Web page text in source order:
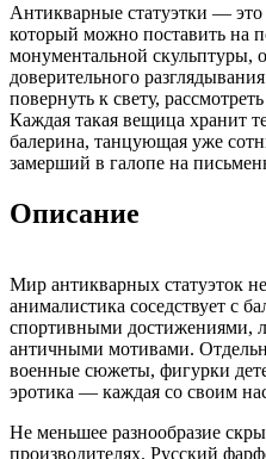
Антикварные статуэтки —
который можно поставить на
монументальной скульптуры,
доверительного
повернуть к свету,
Каждая такая вещица хранит
балерина, танцующая уже
замерший в галопе на
Описание
Мир антикварных статуэток
анималистика соседствует с
спортивными достижениями,
античными мотивами.
военные сюжеты, фигурки
эротика — каждая со своим
Не меньшее разнообразие
производителях. Русский